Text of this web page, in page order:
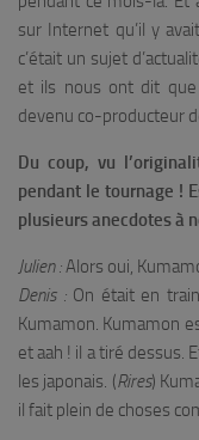
sur Internet qu’il y
c’était un sujet
et ils nous ont dit que
devenu co-producteur
Du coup, vu
pendant le tournage !
plusieurs anecdotes à
Julien :Alors oui,
Denis :On était en
Kumamon. Kumamon
et aah ! il a tiré dessus.
les japonais. (Rires)
il fait plein de choses